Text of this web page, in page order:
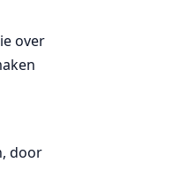
over
door